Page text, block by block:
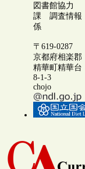
図書館協力
課 調査情報
係
〒619-0287
京都府相楽郡
精華町精華台
8-1-3
chojo